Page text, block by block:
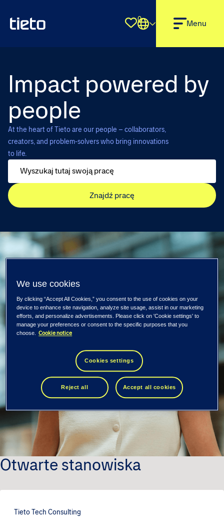
Shortlist
0 Menu
Impact powered by
people
At the heart of Tieto are our people – collaborators,
creators, and problem-solvers who bring innovations
to life.
Znajdź pracę
Otwarte stanowiska
Tieto Tech Consulting
We use cookies
By clicking “Accept All Cookies,” you consent to the use of cookies on your
device to enhance site navigation, analyze site usage, assist in our marketing
efforts, and personalize advertisements. Please click on 'Cookie settings' to
manage your preferences or consent to the specific purposes that you
choose.
Cookie notice
Cookies settings
Reject all Accept all cookies